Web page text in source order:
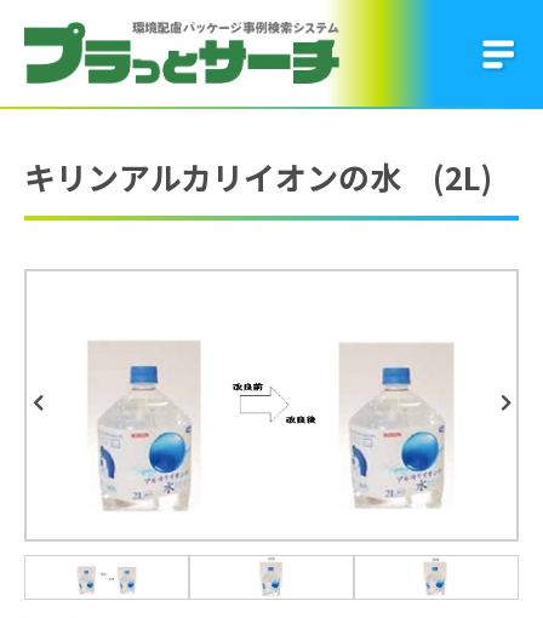
キリンアルカリイオンの水 (2L)
Previous Next